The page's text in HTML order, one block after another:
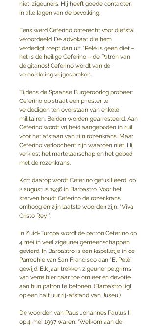
niet-zigeuners. Hij heeft goede contacten
in alle lagen van de bevolking.
Eens werd Ceferino onterecht voor diefstal
veroordeeld. De advokaat die hem
verdedigt roept dan uit; “Pelé is geen dief –
het is de heilige Ceferino – de Patrón van
de gitanos! Ceferino wordt van de
veroordeling vrijgesproken.
Tijdens de Spaanse Burgeroorlog probeert
Ceferino op straat een priester te
verdedigen ten overstaan van enkele
militairen. Beiden worden gearresteerd. Aan
Ceferino wordt vrijheid aangeboden in ruil
voor het afstaan van zijn rozenkrans. Maar
Ceferino verloochent zijn waarden niet. Hij
verkiest het martelaarschap en het gebed
met de rozenkrans.
Kort daarop wordt Ceferino gefusilleerd, op
2 augustus 1936 in Barbastro. Voor het
sterven houdt Ceferino de rozenkrans
omhoog en zijn laatste woorden zijn: “Viva
Cristo Rey!”.
In Zuid-Europa wordt de patron Ceferino op
4 mei in veel zigeuner gemeenschappen
gevierd. In Barbastro is een kapelletje in de
Parrochie van San Francisco aan “El Pelé”
gewijd. Elk jaar trekken zigeuner pelgrims
van verre hier naar toe om eer en devotie
aan hun patron te betonen. (Barbastro ligt
op een half uur rij-afstand van Juseu.)
De woorden van Paus Johannes Paulus II
op 4 mei 1997 waren: “Welkom aan de